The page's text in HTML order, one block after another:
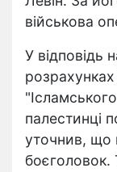
військова
У відповідь
розрахунках
палестинці
уточнив, що